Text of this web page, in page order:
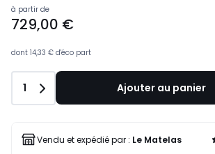
Prix
à
de
à partir de
729,00 €
dont 14,33 € d'éco part
Quantité
1 Ajouter au panier
Vendu et expédié par : Le Matelas